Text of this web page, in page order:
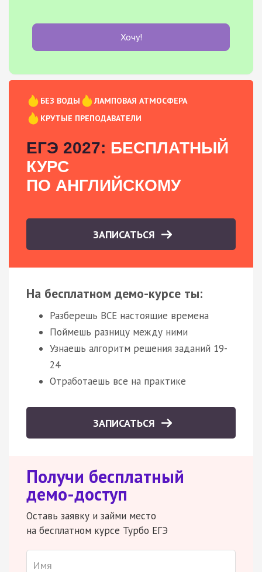
Хочу!
БЕЗ ВОДЫ
ЛАМПОВАЯ АТМОСФЕРА
КРУТЫЕ ПРЕПОДАВАТЕЛИ
ЕГЭ 2027: БЕСПЛАТНЫЙ
КУРС
ПО АНГЛИЙСКОМУ
ЗАПИСАТЬСЯ
На бесплатном демо-курсе ты:
Разберешь ВСЕ настоящие времена
Поймешь разницу между ними
Узнаешь алгоритм решения заданий 19-
24
Отработаешь все на практике
ЗАПИСАТЬСЯ
Получи бесплатный
демо-доступ
Оставь заявку и займи место
на бесплатном курсе Турбо ЕГЭ